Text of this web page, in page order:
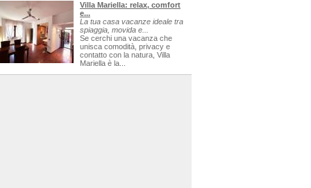
Villa Mariella: relax, comfort
e...
La tua casa vacanze ideale tra
spiaggia, movida e...
Se cerchi una vacanza che
unisca comodità, privacy e
contatto con la natura, Villa
Mariella è la...